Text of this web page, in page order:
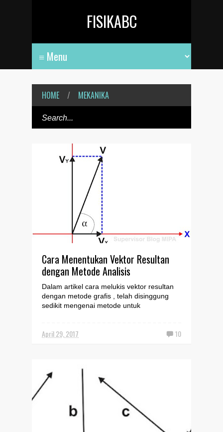
FISIKABC
HOME / MEKANIKA
Cara Menentukan Vektor Resultan
dengan Metode Analisis
Dalam artikel cara melukis vektor resultan
dengan metode grafis , telah disinggung
sedikit mengenai metode untuk
April 29, 2017 10